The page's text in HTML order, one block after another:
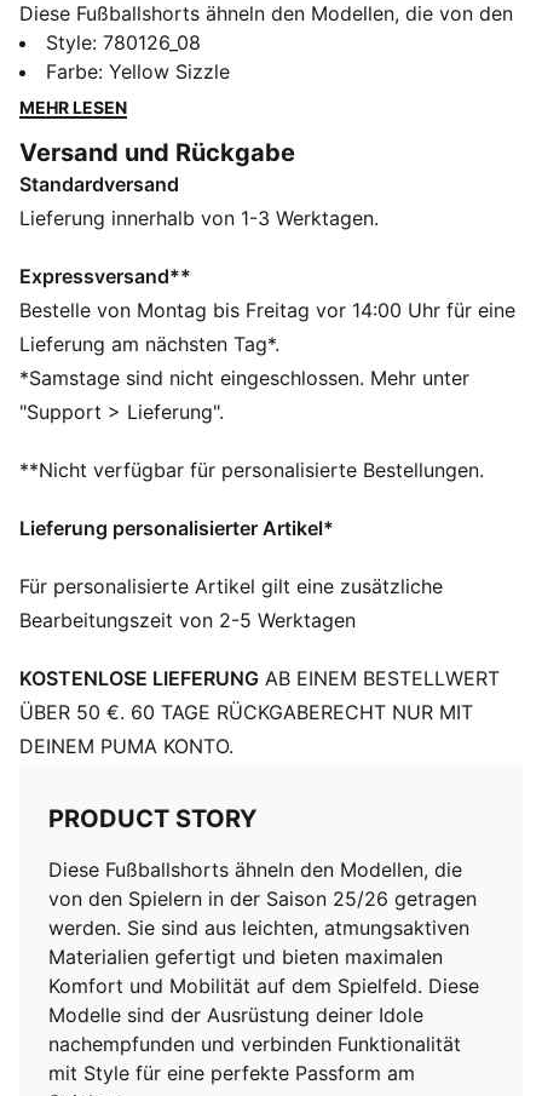
Diese Fußballshorts ähneln den Modellen, die von den
Spielern in der Saison 25/26 getragen werden. Sie
sind aus leichten, atmungsaktiven Materialien gefertigt
und bieten maximalen Komfort und Mobilität auf dem
Idole nachempfunden und verbinden Funktionalität mit
Style für eine perfekte Passform am Spieltag.
FEATURES + VORTEILE
Schweiß weg von deiner Haut und halten dich beim
Training angenehm trocken.
Als Teil des RE:FIBRE-Programms ist dieses
Kleidungsstück zu mindestens 95 % aus
Recyclingmaterial von Textilabfällen und anderen
gebrauchten Materialien hergestellt
Passform: Regulär
Elastischer Bund mit innenliegendem Tunnelzug
Bundhöhe: Mittel
Club und PUMA Branding-Details
Style: 780126_08
Farbe: Yellow Sizzle
MEHR LESEN
Versand und Rückgabe
Standardversand
Lieferung innerhalb von 1-3 Werktagen.
Expressversand**
Bestelle von Montag bis Freitag vor 14:00 Uhr für eine
Lieferung am nächsten Tag*.
*Samstage sind nicht eingeschlossen. Mehr unter
"Support > Lieferung".
**Nicht verfügbar für personalisierte Bestellungen.
Lieferung personalisierter Artikel*
Für personalisierte Artikel gilt eine zusätzliche
Bearbeitungszeit von 2-5 Werktagen
KOSTENLOSE LIEFERUNG AB EINEM BESTELLWERT
ÜBER 50 €. 60 TAGE RÜCKGABERECHT NUR MIT
DEINEM PUMA KONTO.
PRODUCT STORY
Diese Fußballshorts ähneln den Modellen, die
von den Spielern in der Saison 25/26 getragen
werden. Sie sind aus leichten, atmungsaktiven
Materialien gefertigt und bieten maximalen
Komfort und Mobilität auf dem Spielfeld. Diese
Modelle sind der Ausrüstung deiner Idole
nachempfunden und verbinden Funktionalität
mit Style für eine perfekte Passform am